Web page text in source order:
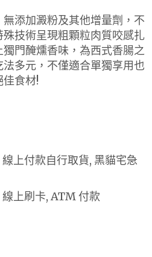
添加澱粉及其他增量劑，不
技術呈現粗顆粒肉質咬感扎
門醃燻香味，為西式香腸之
多元，不僅適合單獨享用也
食材!
上付款自行取貨, 黑貓宅急
上刷卡, ATM 付款